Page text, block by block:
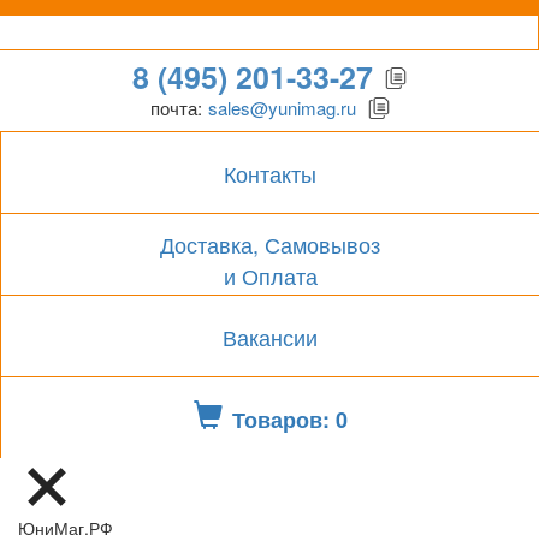
Гипермаркет для бизнеса
8 (495) 201-33-27
почта: sales@yunimag.ru
Контакты
Доставка, Самовывоз
и Оплата
Вакансии
Товаров: 0
ЮниМаг.РФ